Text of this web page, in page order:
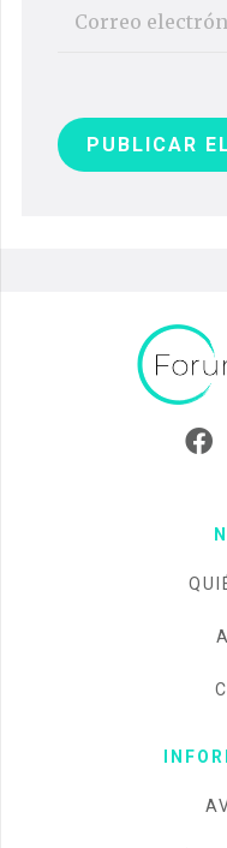
PUBLICAR